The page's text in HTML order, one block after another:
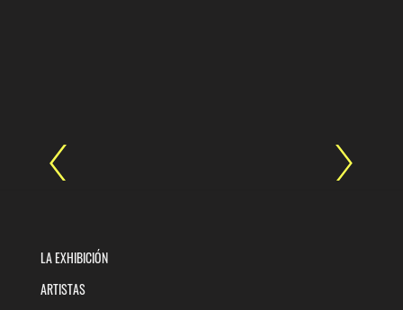
LA EXHIBICIÓN
ARTISTAS